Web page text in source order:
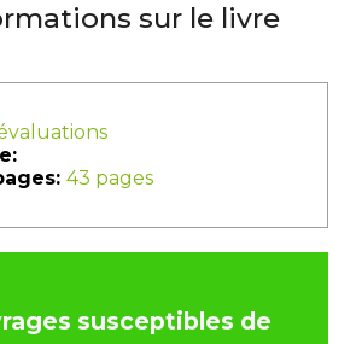
sur le livre
43 pages
susceptibles de